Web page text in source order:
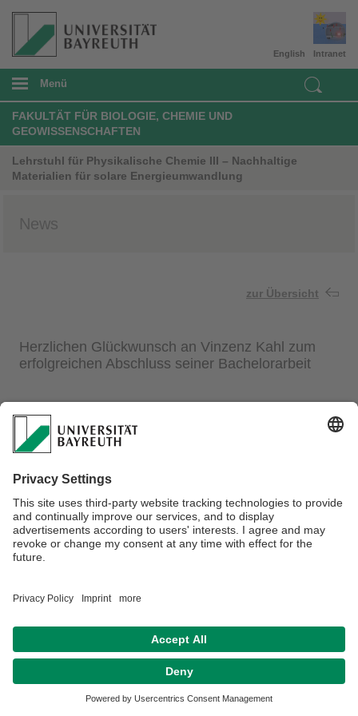
Intranet
English
Menü
FAKULTÄT FÜR BIOLOGIE, CHEMIE UND
GEOWISSENSCHAFTEN
Lehrstuhl für Physikalische Chemie III – Nachhaltige
Materialien für solare Energieumwandlung
News
zur Übersicht
Herzlichen Glückwunsch an Vinzenz Kahl zum
erfolgreichen Abschluss seiner Bachelorarbeit
Barrierefreiheitserklärung